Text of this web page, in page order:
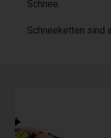
Schnee.
Schneeketten sind